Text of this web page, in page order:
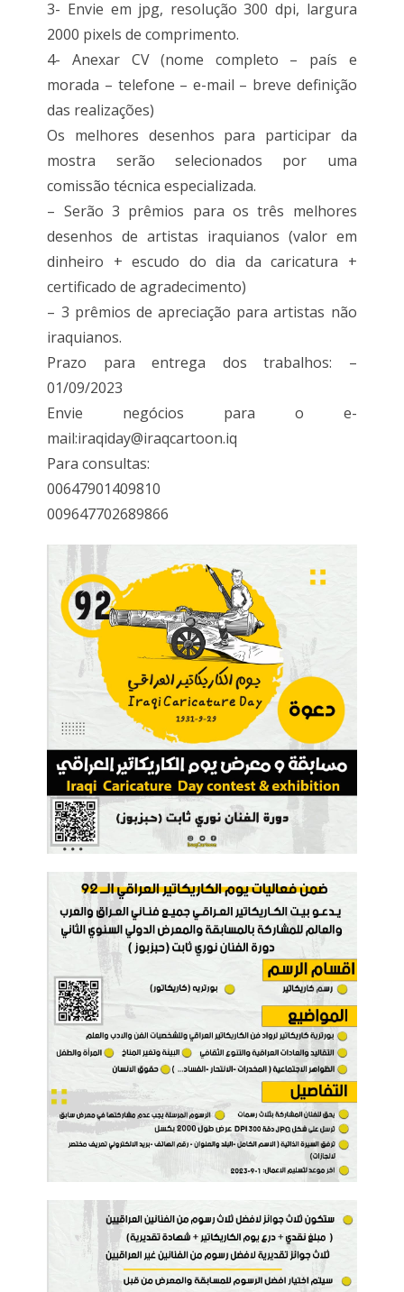
3- Envie em jpg, resolução 300 dpi, largura
2000 pixels de comprimento.
4- Anexar CV (nome completo – país e
morada – telefone – e-mail – breve definição
das realizações)
Os melhores desenhos para participar da
mostra serão selecionados por uma
comissão técnica especializada.
– Serão 3 prêmios para os três melhores
desenhos de artistas iraquianos (valor em
dinheiro + escudo do dia da caricatura +
certificado de agradecimento)
– 3 prêmios de apreciação para artistas não
iraquianos.
Prazo para entrega dos trabalhos: –
01/09/2023
Envie negócios para o e-
mail:iraqiday@iraqcartoon.iq
Para consultas:
00647901409810
009647702689866